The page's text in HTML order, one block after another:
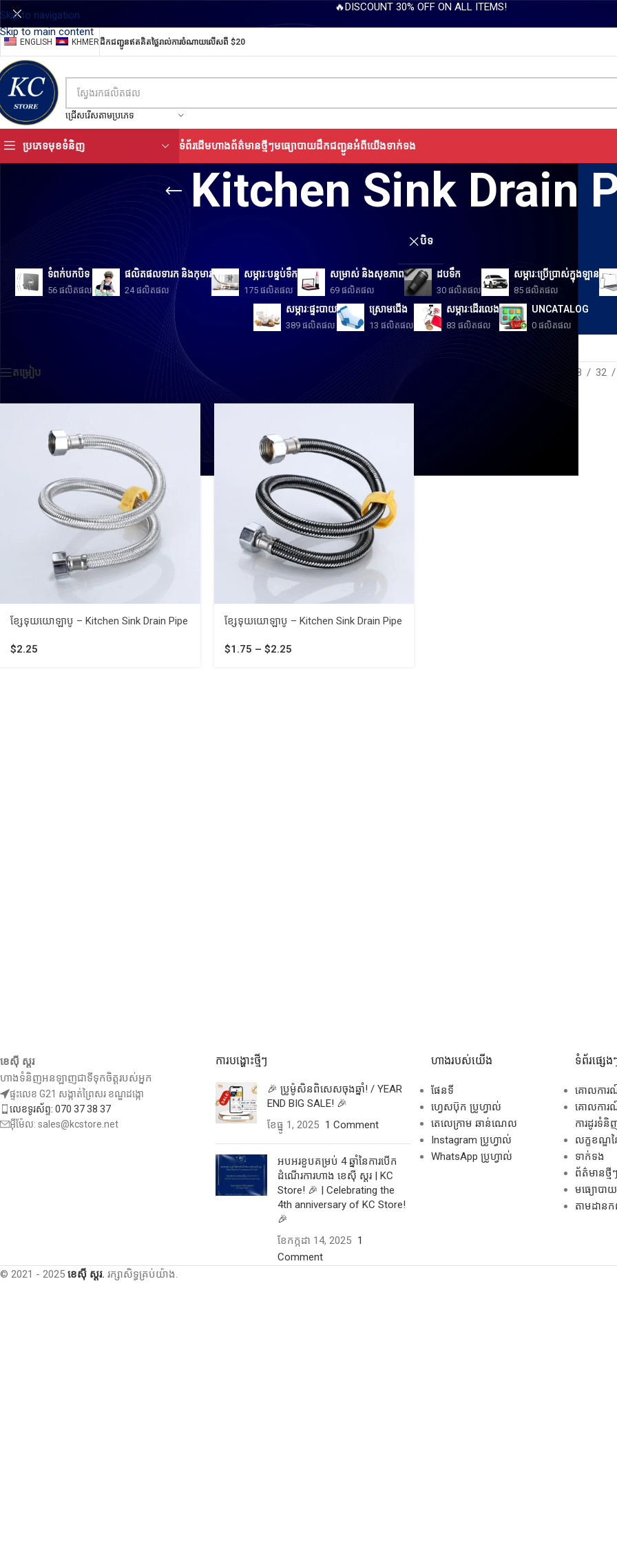
Skip to navigation
Skip to main content
🔥DISCOUNT 30% OFF ON ALL ITEMS!
ENGLISH KHMER ដឹកជញ្ជូនឥតគិតថ្លៃរាល់ការចំណាយលើសពី $20
ជ្រើសរើសតាមប្រភេទ
ប្រភេទមុខទំនិញ ទំព័រដើមហាងព័ត៌មានថ្មីៗមធ្យោបាយដឹកជញ្ជូនអំពីយើងទាក់ទង
Kitchen Sink Drain
បិទ
ទំពក់បកបិទ
56 ផលិតផល
ផលិតផលទារក និងកុមារ
24 ផលិតផល
សម្ភារៈបន្ទប់ទឹក
175 ផលិតផល
សម្រាស់ និងសុខភាព
69 ផលិតផល
ដបទឹក
30 ផលិតផល
សម្ភារៈប្រើប្រាស់ក្នុងឡាន
85 ផលិតផល
សម្ភារៈផ្ទះបាយ
389 ផលិតផល
ស្រោមជើង
13 ផលិតផល
សម្ភារៈដើរលេង
83 ផលិតផល
UNCATALOG
0 ផលិតផល
Products tagged “Kitchen Sink Drain Pipe”
តម្រៀប 28 32
ខ្សែទុយយោឡាបូ – Kitchen Sink Drain Pipe
$2.25
ខ្សែទុយយោឡាបូ – Kitchen Sink Drain Pipe
$1.75 – $2.25
ខេស៊ី ស្តរ
ហាងទំនិញអនឡាញជាទីទុកចិត្តរបស់អ្នក
ផ្ទះលេខ G21 សង្កាត់ព្រៃសរ ខណ្ឌដង្កោ
លេខទូរស័ព្ទ: 070 37 38 37
អ៊ីម៉ែល: sales@kcstore.net
ការបង្ហោះថ្មីៗ
🎉 ប្រូម៉ូសិនពិសេសចុងឆ្នាំ! / YEAR
END BIG SALE! 🎉
ខែ​ធ្នូ 1, 2025 1 Comment
អបអរខួបគម្រប់ 4 ឆ្នាំនៃការបើក
ដំណើរការហាង ខេស៊ី ស្តរ | KC
Store! 🎉 | Celebrating the
4th anniversary of KC Store!
🎉
ខែ​កក្កដា 14, 2025 1
Comment
ហាងរបស់យើង
ផែនទី
ហ្វេសប៊ុក ប្រូហ្វាល់
តេលេក្រាម ឆាន់ណេល
Instagram ប្រូហ្វាល់
WhatsApp ប្រូហ្វាល់
ទំព័រផ្សេង
គោលការ
គោលកា
ការដូរទំនិ
លក្ខខណ្ឌន
ទាក់ទង
ព័ត៌មានថ្មីៗ
មធ្យោបា
តាមដានក
© 2021 - 2025 ខេស៊ី ស្តរ. រក្សាសិទ្ធគ្រប់យ៉ាង.